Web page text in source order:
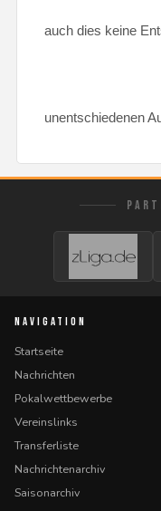
auch dies keine
unentschiedenen
NAVIGATION
Startseite
Nachrichten
Pokalwettbewerbe
Vereinslinks
Transferliste
Nachrichtenarchiv
Saisonarchiv